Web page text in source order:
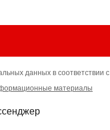
данных в соответствии с
материалы